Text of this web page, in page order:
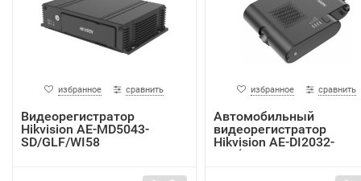
избранное сравнить
Видеорегистратор
Hikvision AE-MD5043-
SD/GLF/WI58
избранное сравнить
Автомобильный
видеорегистратор
Hikvision AE-DI2032-
G40(In...